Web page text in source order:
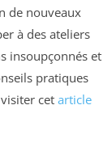
de nouveaux
à des ateliers
insoupçonnés et
pratiques
cetarticle